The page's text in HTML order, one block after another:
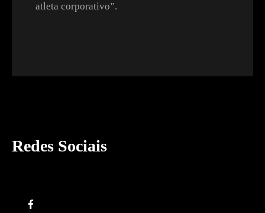
atleta corporativo”.
Redes Sociais